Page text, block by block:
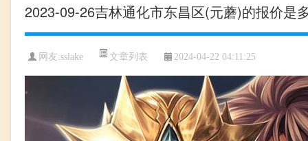
2023-09-26吉林通化市东昌区(元蘑)的报价是
网友:sslake 文章列表 2024-04-22 04:11:25